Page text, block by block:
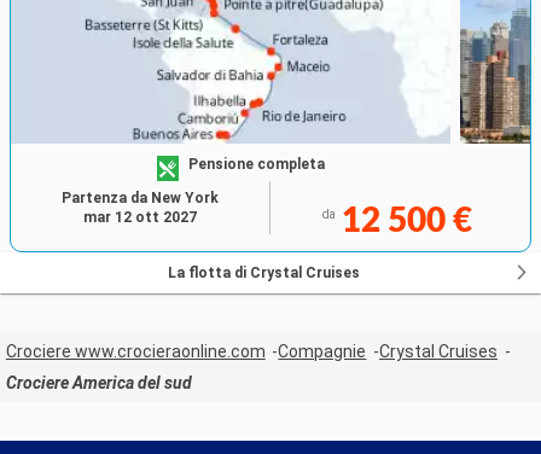
Pensione completa
da 12 500 €
Partenza da New York
mar 12 ott 2027
La flotta di Crystal Cruises
Crociere www.crocieraonline.com Compagnie
Crystal Cruises
Crociere America del sud